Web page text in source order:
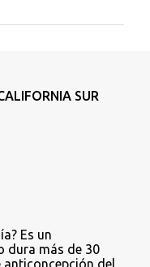
SUR
Es un
dura más de 30
del